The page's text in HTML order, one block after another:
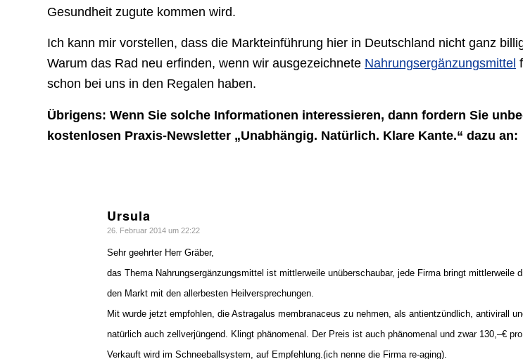
Gesundheit zugute kommen wird.
Ich kann mir vorstellen, dass die Markteinführung hier in Deutschland nicht ganz
Warum das Rad neu erfinden, wenn wir ausgezeichnete Nahrungsergänzungsmittel
schon bei uns in den Regalen haben.
Übrigens: Wenn Sie solche Informationen interessieren, dann fordern Sie
kostenlosen Praxis-Newsletter „Unabhängig. Natürlich. Klare Kante.“ dazu an:
Ursula
sagte:
26. Februar 2014 um 22:22
Sehr geehrter Herr Gräber,
das Thema Nahrungsergänzungsmittel ist mittlerweile unüberschaubar, jede Firma bringt mittlerweile
den Markt mit den allerbesten Heilversprechungen.
Mit wurde jetzt empfohlen, die Astragalus membranaceus zu nehmen, als antientzündlich, antivirall
natürlich auch zellverjüngend. Klingt phänomenal. Der Preis ist auch phänomenal und zwar 130,–€
Verkauft wird im Schneeballsystem, auf Empfehlung.(ich nenne die Firma re-aging).